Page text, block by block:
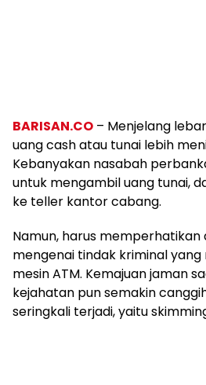
BARISAN.CO – Menjelang
uang cash atau tunai lebih
Kebanyakan nasabah
untuk mengambil uang tunai,
ke teller kantor cabang.
Namun, harus memperhatikan
mengenai tindak kriminal
mesin ATM. Kemajuan jaman
kejahatan pun semakin
seringkali terjadi, yaitu